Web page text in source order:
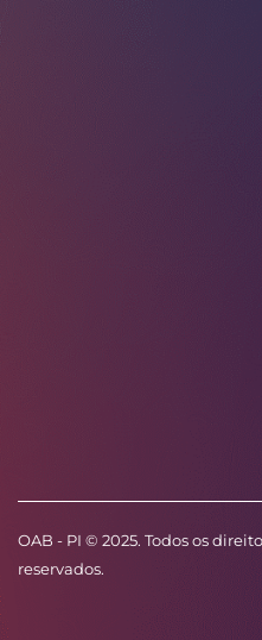
OAB - PI © 2025. Todos os
reservados.